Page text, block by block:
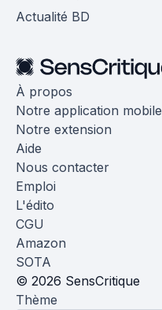
Actualité BD
À propos
Notre application mobile
Notre extension
Aide
Nous contacter
Emploi
L'édito
CGU
Amazon
SOTA
© 2026 SensCritique
Thème